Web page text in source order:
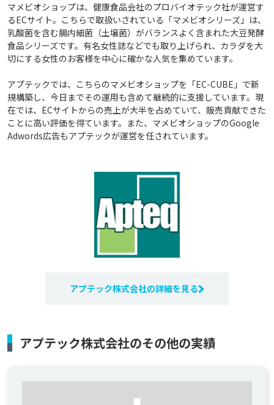
マメビオショップは、健康食品会社のプロバイオテック社が運営す
るECサイト。こちらで取扱いされている「マメビオシリーズ」は、
乳酸菌を含む腸内細菌（土壌菌）がバランスよく含まれた大豆発酵
食品シリーズです。有名女性誌などでも取り上げられ、カラダを大
切にする女性のお客様を中心に確かな人気を集めています。
アプテックでは、こちらのマメビオショップを「EC-CUBE」で新
規構築し、今日までその運用も含めて継続的に支援しています。現
在では、ECサイトからの売上が大半を占めていて、販売貢献できた
ことに高い評価を得ています。また、マメビオショップのGoogle
Adwords広告もアプテックが運営を任されています。
アプテック株式会社の詳細を見る
アプテック株式会社のその他の実績